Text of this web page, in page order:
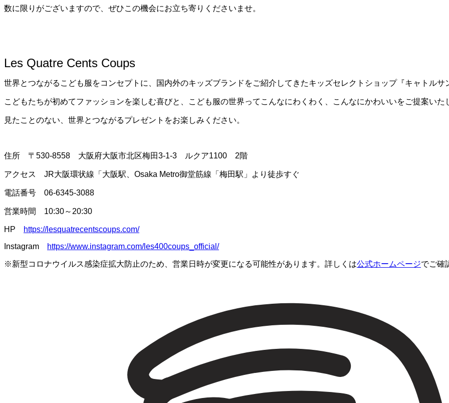
数に限りがございますので、ぜひこの機会にお立ち寄りくださいませ。
Les Quatre Cents Coups
世界とつながるこども服をコンセプトに、国内外のキッズブランドをご紹介してきたキッズセレクトショップ『キャトルサ
こどもたちが初めてファッションを楽しむ喜びと、こども服の世界ってこんなにわくわく、こんなにかわいいをご提案いた
見たことのない、世界とつながるプレゼントをお楽しみください。
住所 〒530-8558 大阪府大阪市北区梅田3-1-3 ルクア1100 2階
アクセス JR大阪環状線「大阪駅、Osaka Metro御堂筋線「梅田駅」より徒歩すぐ
電話番号 06-6345-3088
営業時間 10:30～20:30
HP
https://lesquatrecentscoups.com/
Instagram
https://www.instagram.com/les400coups_official/
※新型コロナウイルス感染症拡大防止のため、営業日時が変更になる可能性があります。詳しくは公式ホームページでご確